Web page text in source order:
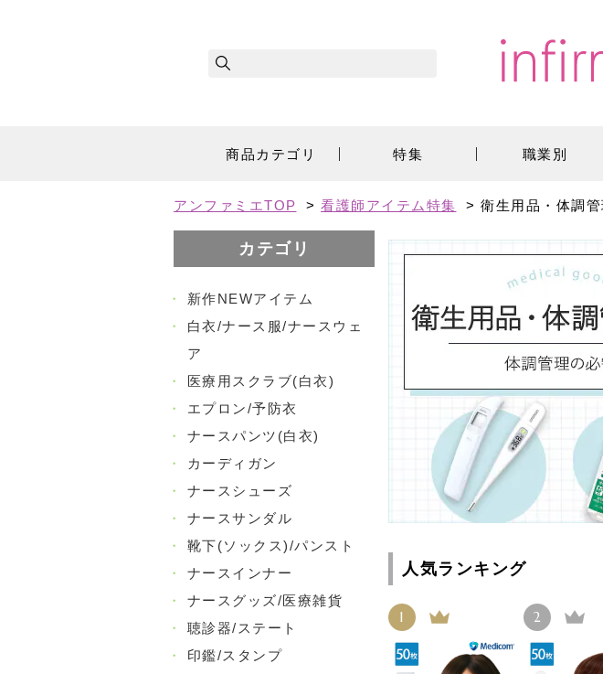
商品カテゴリ 特集 職業別
アンファミエTOP > 看護師アイテム特集 > 衛生用品・体調
カテゴリ
・
新作NEWアイテム
・
白衣/ナース服/ナースウェ
ア
・
医療用スクラブ(白衣)
・
エプロン/予防衣
・
ナースパンツ(白衣)
・
カーディガン
・
ナースシューズ
・
ナースサンダル
・
靴下(ソックス)/パンスト
・
ナースインナー
・
ナースグッズ/医療雑貨
・
聴診器/ステート
・
印鑑/スタンプ
人気ランキング
1 2